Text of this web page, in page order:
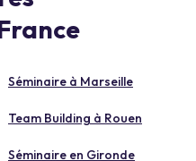
Séminaire à Marseille
Team Building à Rouen
Séminaire en Gironde